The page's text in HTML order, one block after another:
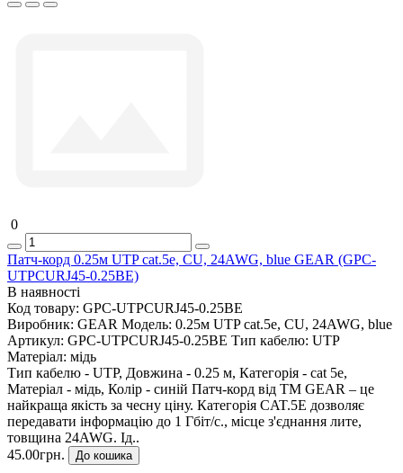
0
Патч-корд 0.25м UTP cat.5e, CU, 24AWG, blue GEAR (GPC-
UTPCURJ45-0.25BE)
В наявності
Код товару: GPC-UTPCURJ45-0.25BE
Виробник: GEAR Модель: 0.25м UTP cat.5e, CU, 24AWG, blue
Артикул: GPC-UTPCURJ45-0.25BE Тип кабелю: UTP
Матеріал: мідь
Тип кабелю - UTP, Довжина - 0.25 м, Категорія - cat 5e,
Матеріал - мідь, Колір - синій Патч-корд від ТМ GEAR – це
найкраща якість за чесну ціну. Категорія CAT.5E дозволяє
передавати інформацію до 1 Гбіт/с., місце з'єднання лите,
товщина 24AWG. Ід..
45.00грн.
До кошика